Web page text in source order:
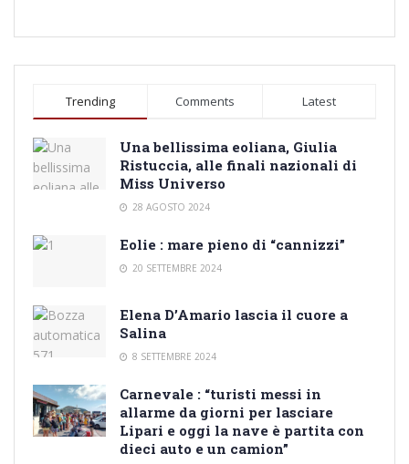
Trending Comments Latest
Una bellissima eoliana, Giulia
Ristuccia, alle finali nazionali di
Miss Universo
28 AGOSTO 2024
Eolie : mare pieno di “cannizzi”
20 SETTEMBRE 2024
Elena D’Amario lascia il cuore a
Salina
8 SETTEMBRE 2024
Carnevale : “turisti messi in
allarme da giorni per lasciare
Lipari e oggi la nave è partita con
dieci auto e un camion”